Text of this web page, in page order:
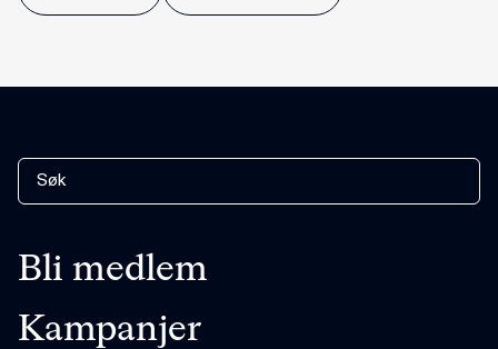
Bli medlem
Kampanjer